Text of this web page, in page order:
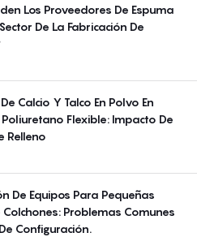
Los Proveedores De Espuma
De La Fabricación De
Calcio Y Talco En Polvo En
Poliuretano Flexible: Impacto De
Relleno
De Equipos Para Pequeñas
Colchones: Problemas Comunes
Configuración.